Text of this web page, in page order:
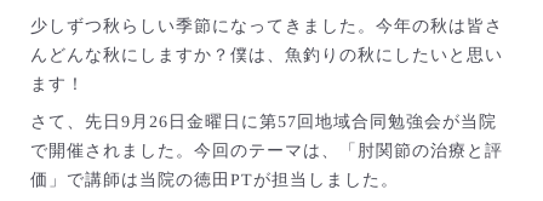
少しずつ秋らしい季節になってきました。今年の秋は皆さ
んどんな秋にしますか？僕は、魚釣りの秋にしたいと思い
ます！
さて、先日9月26日金曜日に第57回地域合同勉強会が当院
で開催されました。今回のテーマは、「肘関節の治療と評
価」で講師は当院の徳田PTが担当しました。